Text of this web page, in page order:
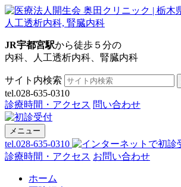
JR宇都宮駅から徒歩５分の
内科、人工透析内科、腎臓内科
サイト内検索
tel.028-635-0310
診療時間・アクセス 問い合わせ
メニュー
tel.028-635-0310
診療時間・アクセス お問い合わせ
ホーム